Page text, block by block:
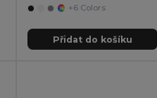
+6 Colors
Přidat do košíku